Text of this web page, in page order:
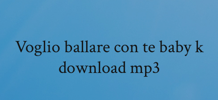
Voglio ballare con te baby k
download mp3